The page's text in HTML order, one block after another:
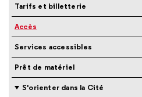
Tarifs et billetterie
Accès
Services accessibles
Prêt de matériel
S'orienter dans la Cité